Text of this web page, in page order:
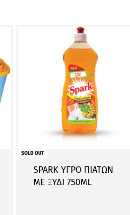
SOLD OUT
SPARK ΥΓΡΟ ΠΙΑΤΩΝ
ΜΕ ΞΥΔΙ 750ML